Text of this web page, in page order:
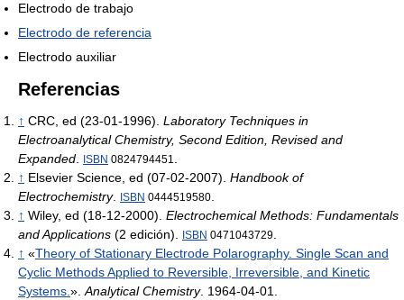
Electrodo de trabajo
Electrodo de referencia
Electrodo auxiliar
Referencias
↑ CRC, ed (23-01-1996). Laboratory Techniques in
Electroanalytical Chemistry, Second Edition, Revised and
Expanded
ISBN 0824794451
↑ Elsevier Science, ed (07-02-2007). Handbook of
Electrochemistry. ISBN 0444519580
↑ Wiley, ed (18-12-2000). Electrochemical Methods: Fundamentals
and Applications (2 edición). ISBN 0471043729
↑ «Theory of Stationary Electrode Polarography. Single Scan and
Cyclic Methods Applied to Reversible, Irreversible, and Kinetic
Systems. ». Analytical Chemistry. 1964-04-01.